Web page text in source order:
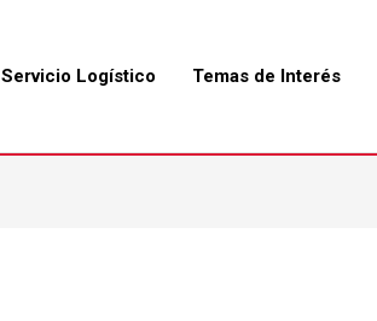
Servicio Logístico Temas de Interés